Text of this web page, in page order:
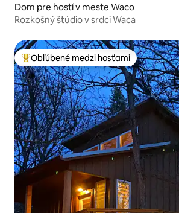
Dom pre hostí v meste Waco
Rozkošný štúdio v srdci Waca
Najobľúbenejšie medzi hosťami
Obľúbené medzi hosťami